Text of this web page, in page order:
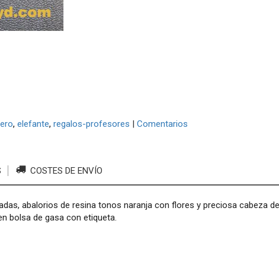
elefante regalos-profesores | Comentarios
COSTES DE ENVÍO
abalorios de resina tonos naranja con flores y preciosa cabeza
bolsa de gasa con etiqueta.